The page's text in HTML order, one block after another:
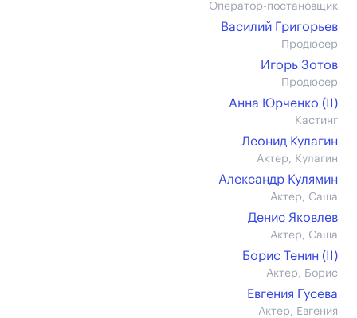
Оператор-постановщик
Василий Григорьев
Продюсер
Игорь Зотов
Продюсер
Анна Юрченко (II)
Кастинг
Леонид Кулагин
Актер, Кулагин
Александр Кулямин
Актер, Саша
Денис Яковлев
Актер, Саша
Борис Тенин (II)
Актер, Борис
Евгения Гусева
Актер, Евгения